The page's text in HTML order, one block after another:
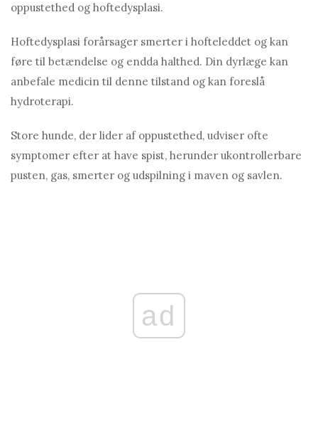
oppustethed og hoftedysplasi.
Hoftedysplasi forårsager smerter i hofteleddet og kan
føre til betændelse og endda halthed. Din dyrlæge kan
anbefale medicin til denne tilstand og kan foreslå
hydroterapi.
Store hunde, der lider af oppustethed, udviser ofte
symptomer efter at have spist, herunder ukontrollerbare
pusten, gas, smerter og udspilning i maven og savlen.
ad